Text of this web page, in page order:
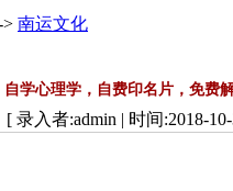
> 南运文化
自学心理学，自费印名片，免费
[ 录入者:admin | 时间:2018-